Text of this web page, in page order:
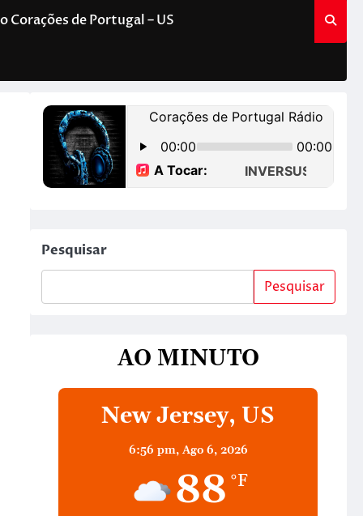
Corações de Portugal – US
Pesquisar
Pesquisar
AO MINUTO
New Jersey, US
6:56 pm, Ago 6, 2026
88 °F